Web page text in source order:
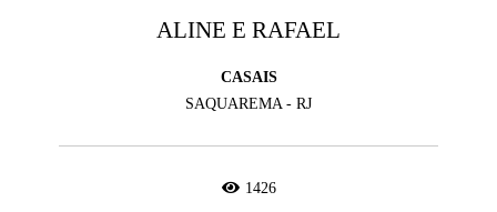
ALINE E RAFAEL
CASAIS
SAQUAREMA - RJ
1426